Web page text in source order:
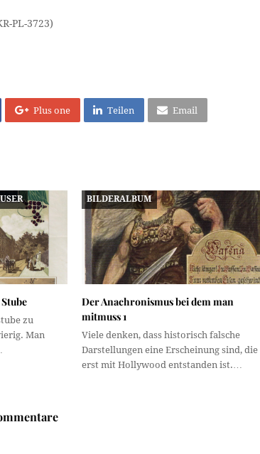
PL-3723)
Plus one Teilen Email
zu
Man
BILDERALBUM
Der Anachronismus bei dem man
mitmuss 1
Viele denken, dass historisch falsche
Darstellungen eine Erscheinung sind, die
erst mit Hollywood entstanden ist.…